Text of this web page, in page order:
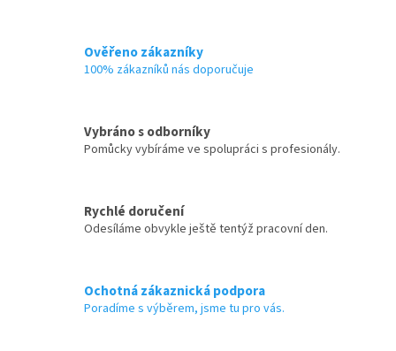
Ověřeno zákazníky
100% zákazníků nás doporučuje
Vybráno s odborníky
Pomůcky vybíráme ve spolupráci s profesionály.
Rychlé doručení
Odesíláme obvykle ještě tentýž pracovní den.
Ochotná zákaznická podpora
Poradíme s výběrem, jsme tu pro vás.